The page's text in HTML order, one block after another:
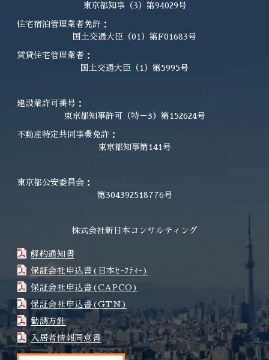
東京都知事（3）第94029号
住宅宿泊管理業者免許：
国土交通大臣（01）第F01683号
賃貸住宅管理業者：
国土交通大臣（1）第5995号
建設業許可番号：
東京都知事許可（特－3）第152624号
不動産特定共同事業免許：
東京都知事第141号
東京都公安委員会：
第304392518776号
株式会社新日本コンサルティング
解約通知書
保証会社申込書(日本ｾｰﾌﾃｨｰ)
保証会社申込書(CAPCO)
保証会社申込書(GTN)
勧誘方針
入居者情報同意書